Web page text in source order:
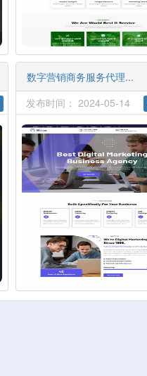
数字营销商务服务代理...
发布时间： 2024-05-14